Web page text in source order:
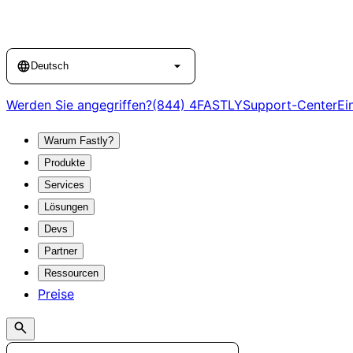
Language
Deutsch
Werden Sie angegriffen?(844) 4FASTLYSupport-Center
Warum Fastly?
Produkte
Services
Lösungen
Devs
Partner
Ressourcen
Preise